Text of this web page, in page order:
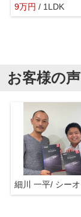
9万円 / 1LDK
お客様の声